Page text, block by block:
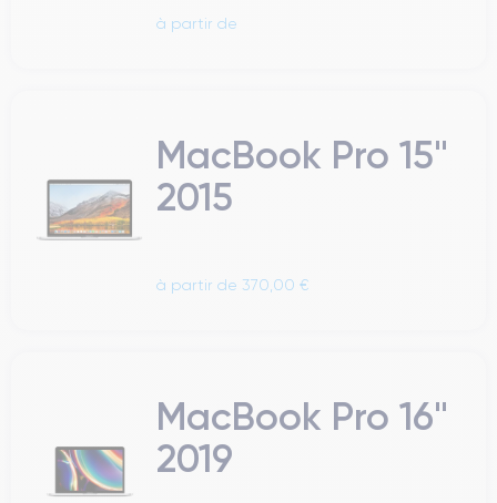
à partir de
MacBook Pro 15"
2015
à partir de 370,00 €
MacBook Pro 16"
2019